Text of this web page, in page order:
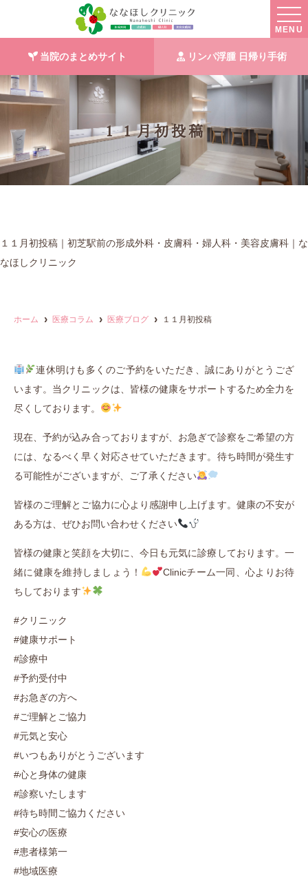
MENU
当院のまとめサイト リンパ浮腫 日帰り手術
１１月初投稿
１１月初投稿｜初芝駅前の形成外科・皮膚科・婦人科・美容皮膚科｜な
なほしクリニック
ホーム 医療コラム 医療ブログ １１月初投稿
連休明けも多くのご予約をいただき、誠にありがとうござ
います。当クリニックは、皆様の健康をサポートするため全力を
尽くしております。
現在、予約が込み合っておりますが、お急ぎで診察をご希望の方
には、なるべく早く対応させていただきます。待ち時間が発生す
る可能性がございますが、ご了承ください
皆様のご理解とご協力に心より感謝申し上げます。健康の不安が
ある方は、ぜひお問い合わせください
皆様の健康と笑顔を大切に、今日も元気に診療しております。一
緒に健康を維持しましょう！
Clinicチーム一同、心よりお待
ちしております
#クリニック
#健康サポート
#診療中
#予約受付中
#お急ぎの方へ
#ご理解とご協力
#元気と安心
#いつもありがとうございます
#心と身体の健康
#診察いたします
#待ち時間ご協力ください
#安心の医療
#患者様第一
#地域医療